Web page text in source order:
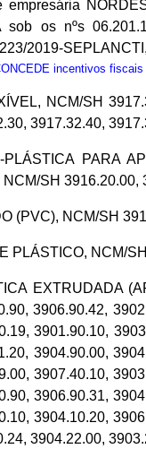
empresária
sob os nºs
2019-
incentivos
NCM/SH
3917.32.40,
PARA
SH
(PVC), NCM/SH
PLÁSTICO, NCM/
EXTRUDADA
3906.90.42,
3901.90.10,
3904.90.00,
3907.40.10,
3906.90.31,
3904.10.20,
3904.22.00,